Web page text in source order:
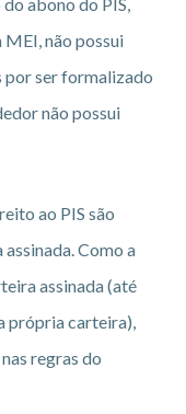
não possui
por ser formalizado
não possui
ao PIS são
Como a
assinada (até
própria carteira),
regras do